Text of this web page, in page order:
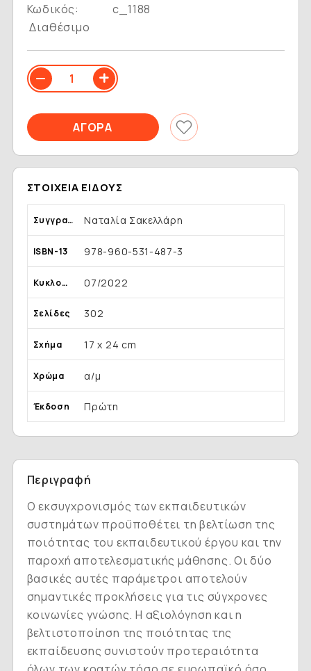
Κωδικός:
c_1188
Διαθέσιμο
ΣΤΟΙΧΕΊΑ ΕΊΔΟΥΣ
Συγγραφέας Ναταλία Σακελλάρη
ISBN-13 978-960-531-487-3
Κυκλοφορία 07/2022
Σελίδες 302
Σχήμα 17 x 24 cm
Χρώμα α/μ
Έκδοση Πρώτη
Περιγραφή
Ο εκσυγχρονισμός των εκπαιδευτικών
συστημάτων προϋποθέτει τη βελτίωση της
ποιότητας του εκπαιδευτικού έργου και την
παροχή αποτελεσματικής μάθησης. Οι δύο
βασικές αυτές παράμετροι αποτελούν
σημαντικές προκλήσεις για τις σύγχρονες
κοινωνίες γνώσης. Η αξιολόγηση και η
βελτιστοποίηση της ποιότητας της
εκπαίδευσης συνιστούν προτεραιότητα